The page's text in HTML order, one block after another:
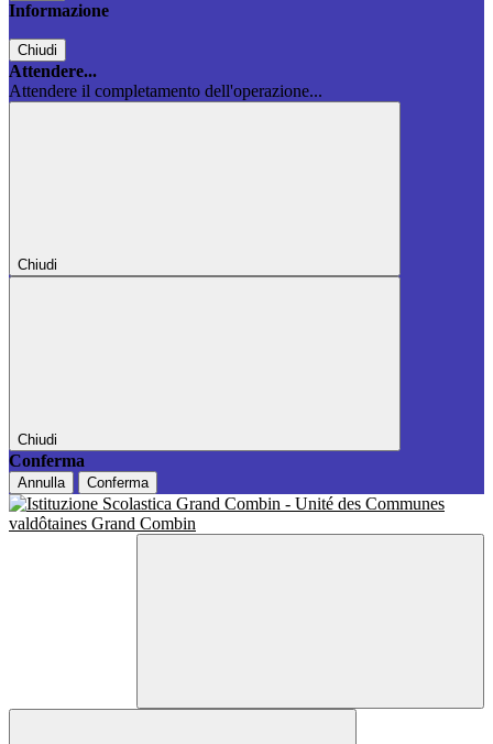
Informazione
Chiudi
Attendere...
Attendere il completamento dell'operazione...
Chiudi
Chiudi
Conferma
Annulla Conferma